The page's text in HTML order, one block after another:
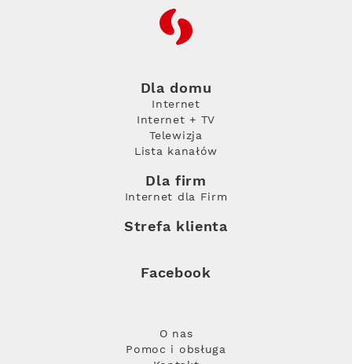
RFC
Dla domu
Internet
Internet + TV
Telewizja
Lista kanałów
Dla firm
Internet dla Firm
Strefa klienta
Facebook
O nas
Pomoc i obsługa